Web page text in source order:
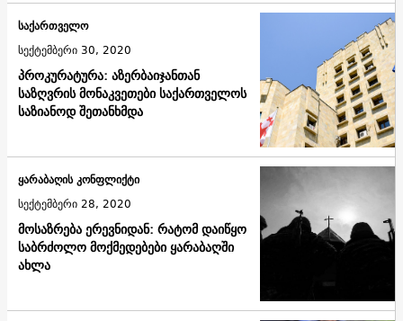
პროკურატურა: აზერბაიჯანთან
საზღვრის მონაკვეთები საქართველოს
საზიანოდ შეთანხმდა
საქართველო
სექტემბერი 30, 2020
მოსაზრება ერევნიდან: რატომ დაიწყო
საბრძოლო მოქმედებები ყარაბაღში
ახლა
ყარაბაღის კონფლიქტი
სექტემბერი 28, 2020